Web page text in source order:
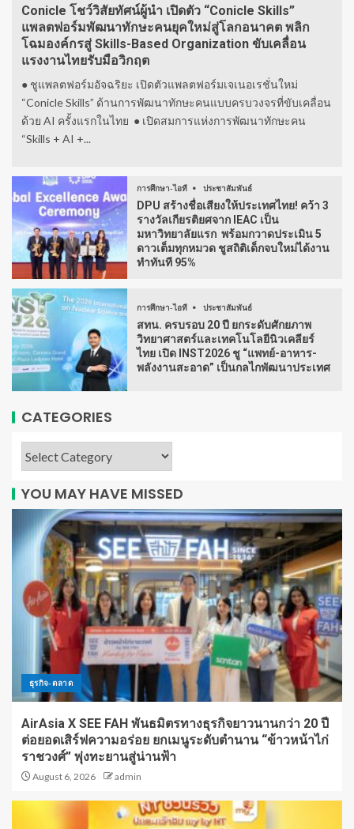
Conicle โชว์วิสัยทัศน์ผู้นำ เปิดตัว “Conicle Skills”
แพลตฟอร์มพัฒนาทักษะคนยุคใหม่สู่โลกอนาคต พลิก
โฉมองค์กรสู่ Skills-Based Organization ขับเคลื่อน
แรงงานไทยรับมือวิกฤต
● ชูแพลตฟอร์มอัจฉริยะ เปิดตัวแพลตฟอร์มเจเนอเรชั่นใหม่
“Conicle Skills” ด้านการพัฒนาทักษะคนแบบครบวงจรที่ขับเคลื่อน
ด้วย AI ครั้งแรกในไทย ● เปิดสมการแห่งการพัฒนาทักษะคน
“Skills + AI +...
การศึกษา-ไอที ประชาสัมพันธ์
DPU สร้างชื่อเสียงให้ประเทศไทย! คว้า 3
รางวัลเกียรติยศจาก IEAC เป็น
มหาวิทยาลัยแรก พร้อมกวาดประเมิน 5
ดาวเต็มทุกหมวด ชูสถิติเด็กจบใหม่ได้งาน
ทำทันที 95%
การศึกษา-ไอที ประชาสัมพันธ์
สทน. ครบรอบ 20 ปี ยกระดับศักยภาพ
วิทยาศาสตร์และเทคโนโลยีนิวเคลียร์
ไทย เปิด INST2026 ชู “แพทย์-อาหาร-
พลังงานสะอาด” เป็นกลไกพัฒนาประเทศ
CATEGORIES
YOU MAY HAVE MISSED
ธุรกิจ-ตลาด
AirAsia X SEE FAH พันธมิตรทางธุรกิจยาวนานกว่า 20 ปี
ต่อยอดเสิร์ฟความอร่อย ยกเมนูระดับตำนาน “ข้าวหน้าไก่
ราชวงศ์” พุ่งทะยานสู่น่านฟ้า
August 6, 2026 admin